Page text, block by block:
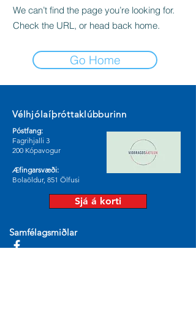
We can’t find the page you’re looking for.
Check the URL, or head back home.
Go Home
Vélhjólaíþróttaklúbburinn
Póstfang:
Fagrihjalli 3
200 Kópavogur
Æfingarsvæði:
Bolaöldur, 851 Ölfusi
Sjá á korti
Samfélagsmiðlar